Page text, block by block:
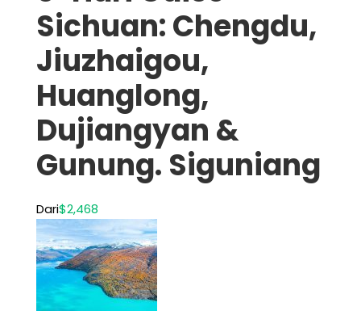
Sichuan: Chengdu,
Jiuzhaigou,
Huanglong,
Dujiangyan &
Gunung. Siguniang
Dari$2,468